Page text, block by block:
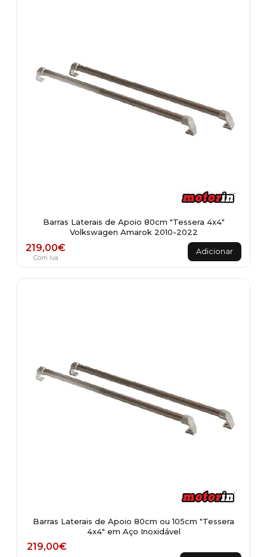
page
Barras Laterais de Apoio 80cm "Tessera 4x4"
Volkswagen Amarok 2010-2022
219,00€
Com Iva
Adicionar
Barras Laterais de Apoio 80cm ou 105cm "Tessera
4x4" em Aço Inoxidável
219,00€
Price range: 219,00€ through 239,00€